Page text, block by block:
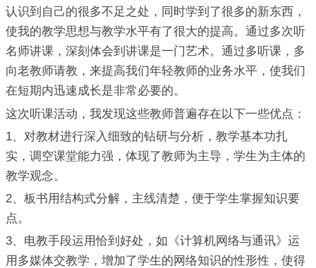
认识到自己的很多不足之处，同时学到了很多的新东西，
使我的教学思想与教学水平有了很大的提高。通过多次听
名师讲课，深刻体会到讲课是一门艺术。通过多听课，多
向老教师请教，来提高我们年轻教师的业务水平，使我们
在短期内迅速成长是非常必要的。
这次听课活动，我发现这些教师普遍存在以下一些优点：
1、对教材进行深入细致的钻研与分析，教学基本功扎
实，调空课堂能力强，体现了教师为主导，学生为主体的
教学观念。
2、板书用结构式分解，主线清楚，便于学生掌握知识要
点。
3、电教手段运用恰到好处，如《计算机网络与通讯》运
用多媒体交教学，增加了学生的网络知识的性形性，使得